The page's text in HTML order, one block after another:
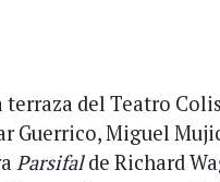
del Teatro
Guerrico, Miguel
Parsifalde Richard